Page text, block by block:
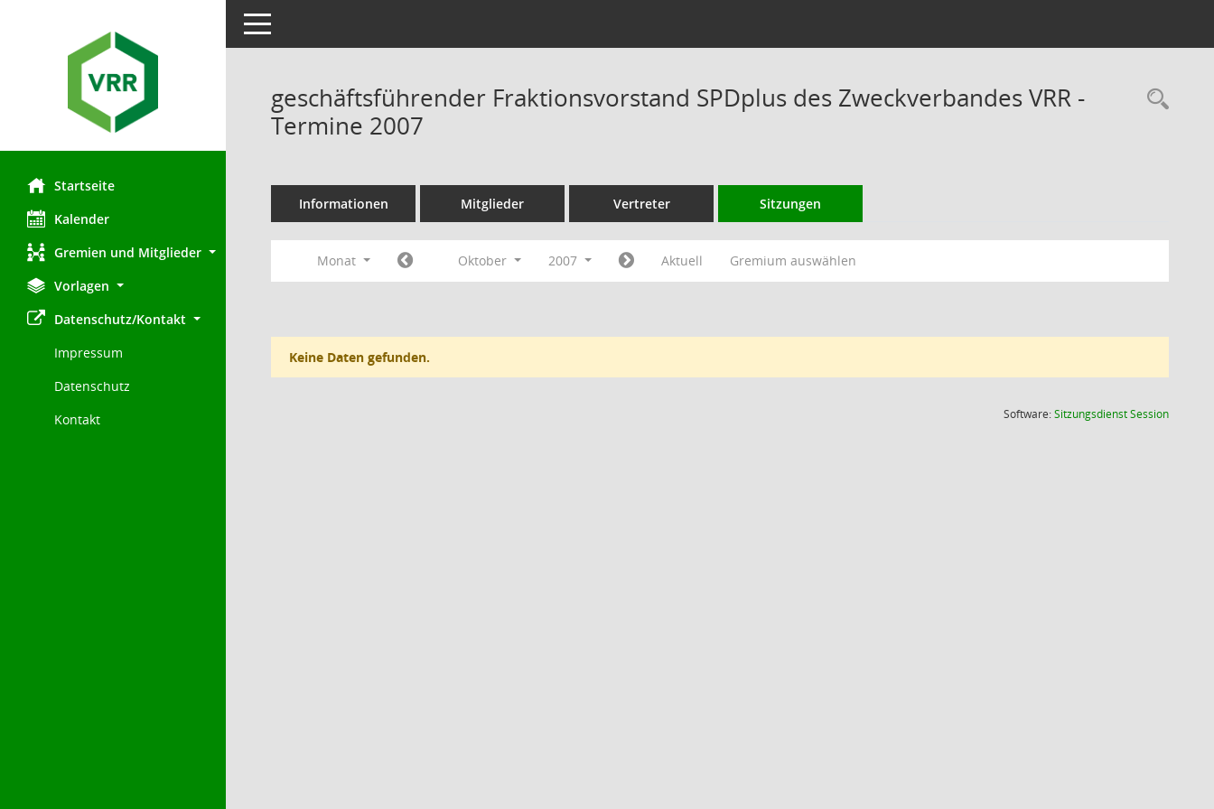
Startseite
Kalender
Gremien und Mitglieder
Vorlagen
Datenschutz/Kontakt
Impressum
Datenschutz
Kontakt
Toggle navigation
geschäftsführender Fraktionsvorstand SPDplus des Zweckverbandes VRR -
Termine 2007
Informationen Mitglieder Vertreter Sitzungen
Monat Oktober 2007 Aktuell Gremium auswählen
Keine Daten gefunden.
Software:SitzungsdienstSession(Wird in